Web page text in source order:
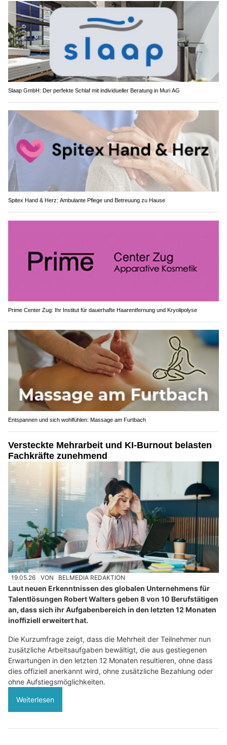
Slaap GmbH: Der perfekte Schlaf mit individueller Beratung in Muri AG
Spitex Hand & Herz: Ambulante Pflege und Betreuung zu Hause
Prime Center Zug: Ihr Institut für dauerhafte Haarentfernung und Kryolipolyse
Entspannen und sich wohlfühlen: Massage am Furtbach
Versteckte Mehrarbeit und KI-Burnout belasten
Fachkräfte zunehmend
19.05.26 VON BELMEDIA REDAKTION
Laut neuen Erkenntnissen des globalen Unternehmens für
Talentlösungen Robert Walters geben 8 von 10 Berufstätigen
an, dass sich ihr Aufgabenbereich in den letzten 12 Monaten
inoffiziell erweitert hat.
Die Kurzumfrage zeigt, dass die Mehrheit der Teilnehmer nun
zusätzliche Arbeitsaufgaben bewältigt, die aus gestiegenen
Erwartungen in den letzten 12 Monaten resultieren, ohne dass
dies offiziell anerkannt wird, ohne zusätzliche Bezahlung oder
ohne Aufstiegsmöglichkeiten.
Weiterlesen